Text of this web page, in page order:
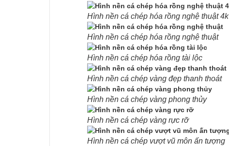
Hình nền cá chép hóa rồng nghệ thuật 4k
Hình nền cá chép hóa rồng nghệ thuật
Hình nền cá chép hóa rồng tài lộc
Hình nền cá chép vàng đẹp thanh thoát
Hình nền cá chép vàng phong thủy
Hình nền cá chép vàng rực rỡ
Hình nền cá chép vượt vũ môn ấn tượng